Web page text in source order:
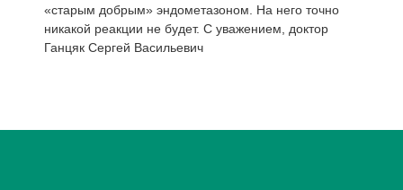
«старым добрым» эндометазоном. На него точно
никакой реакции не будет. С уважением, доктор
Ганцяк Сергей Васильевич